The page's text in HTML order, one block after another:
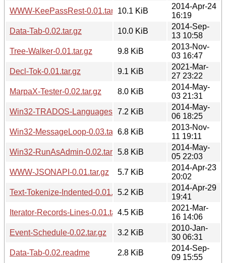
WWW-KeePassRest-0.01.tar.gz10.1 KiB
2014-Apr-24
16:19
Data-Tab-0.02.tar.gz
10.0 KiB
2014-Sep-
13 10:58
Tree-Walker-0.01.tar.gz
9.8 KiB
2013-Nov-
03 16:47
Decl-Tok-0.01.tar.gz
9.1 KiB
2021-Mar-
27 23:22
MarpaX-Tester-0.02.tar.gz
8.0 KiB
2014-May-
03 21:31
Win32-TRADOS-Languages-0.01.tar.gz
7.2 KiB
2014-May-
06 18:25
Win32-MessageLoop-0.03.tar.gz6.8 KiB
2013-Nov-
11 19:11
Win32-RunAsAdmin-0.02.tar.gz5.8 KiB
2014-May-
05 22:03
WWW-JSONAPI-0.01.tar.gz
5.7 KiB
2014-Apr-23
20:02
Text-Tokenize-Indented-0.01.tar.gz
5.2 KiB
2014-Apr-29
19:41
Iterator-Records-Lines-0.01.tar.gz4.5 KiB
2021-Mar-
16 14:06
Event-Schedule-0.02.tar.gz
3.2 KiB
2010-Jan-
30 06:31
Data-Tab-0.02.readme
2.8 KiB
2014-Sep-
09 15:55